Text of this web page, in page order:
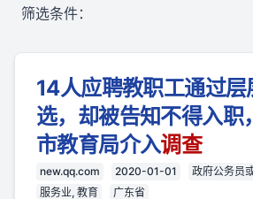
筛选条件：
14人应聘教职工通过层
选，却被告知不得入职
市教育局介入调查
new.qq.com 2020-01-01
政府公务员
服务业, 教育
广东省